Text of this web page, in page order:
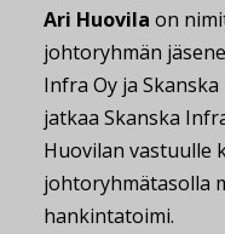
Ari Huovila on
johtoryhmän
Infra Oy ja
jatkaa Skanska
Huovilan vastuulle
johtoryhmätasolla
hankintatoimi.